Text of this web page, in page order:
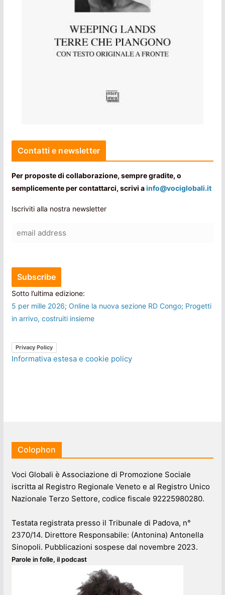
Contatti e newsletter
Per proposte di collaborazione, sempre gradite, o
semplicemente per contattarci, scrivi ainfo@vociglobali.it
Iscriviti alla nostra newsletter
Sotto l’ultima edizione:
5 per mille 2026; Online la nuova sezione RD Congo; Progetti
in arrivo, costruiti insieme
Privacy Policy
Informativa estesa e cookie policy
Colophon
Voci Globali è Associazione di Promozione Sociale
iscritta al Registro Regionale Veneto e al Registro Unico
Nazionale Terzo Settore, codice fiscale 92225980280.
Testata registrata presso il Tribunale di Padova, n°
2370/14. Direttore Responsabile: (Antonina) Antonella
Sinopoli. Pubblicazioni sospese dal novembre 2023.
Parole in folle, il podcast